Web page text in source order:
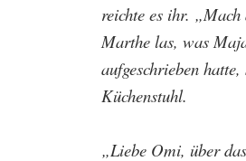
reichte es ihr.
Marthe las, was
aufgeschrieben
Küchenstuhl.
„Liebe Omi, über